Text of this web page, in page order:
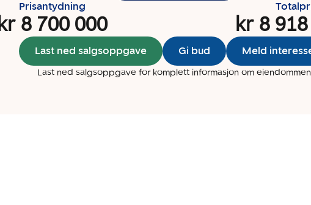
Prisantydning
kr 8 700 000 kr 8
Last ned salgsoppgave Gi bud Meld
Last ned salgsoppgave for komplett informasjon om eiendommen